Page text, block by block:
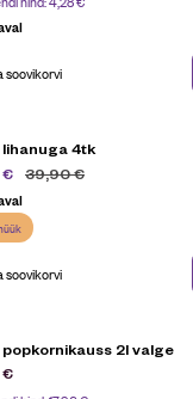
soovikorvi
lihanuga 4tk
39,90€
€
soovikorvi
popkornikauss 2l valge
€